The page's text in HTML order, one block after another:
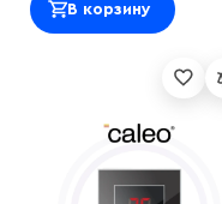
В корзину